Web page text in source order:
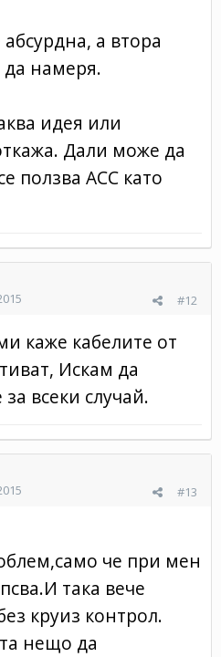
а втора
намеря.
идея или
Дали може да
ползва ACC като
#12
каже кабелите от
Искам да
всеки случай.
#13
че при мен
така вече
круиз контрол.
нещо да